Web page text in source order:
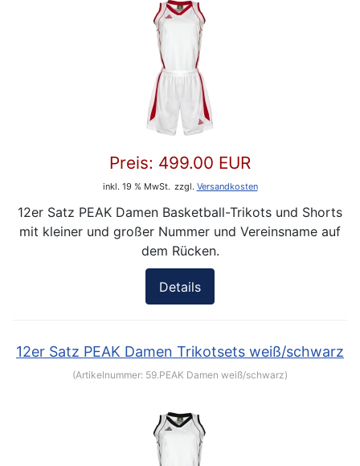
Preis: 499.00 EUR
inkl. 19 % MwSt. zzgl. Versandkosten
12er Satz PEAK Damen Basketball-Trikots und Shorts
mit kleiner und großer Nummer und Vereinsname auf
dem Rücken.
Details
12er Satz PEAK Damen Trikotsets weiß/schwarz
(Artikelnummer: 59.PEAK Damen weiß/schwarz)